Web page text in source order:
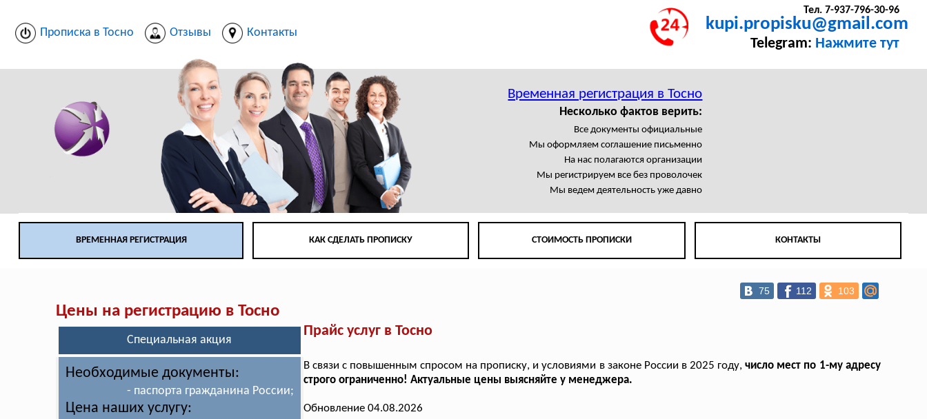
Прописка в Тосно Отзывы Контакты
Тел. 7-937-796-30-96
kupi.propisku@gmail.com
Telegram: Нажмите тут
Временная регистрация в Тосно
Несколько фактов верить:
Все документы официальные
Мы оформляем соглашение письменно
На нас полагаются организации
Мы регистрируем все без проволочек
Мы ведем деятельность уже давно
ВРЕМЕННАЯ РЕГИСТРАЦИЯ КАК СДЕЛАТЬ ПРОПИСКУ СТОИМОСТЬ ПРОПИСКИ КОНТАКТЫ
75 112 103
Цены на регистрацию в Тосно
Специальная акция
Необходимые документы:
- паспорта гражданина России;
Цена наших услугу:
Прайс услуг в Тосно
В связи с повышенным спросом на прописку, и условиями в законе России в 2025 году,число мест по 1-му адресу
строго ограниченно! Актуальные цены выясняйте у менеджера.
Обновление 04.08.2026